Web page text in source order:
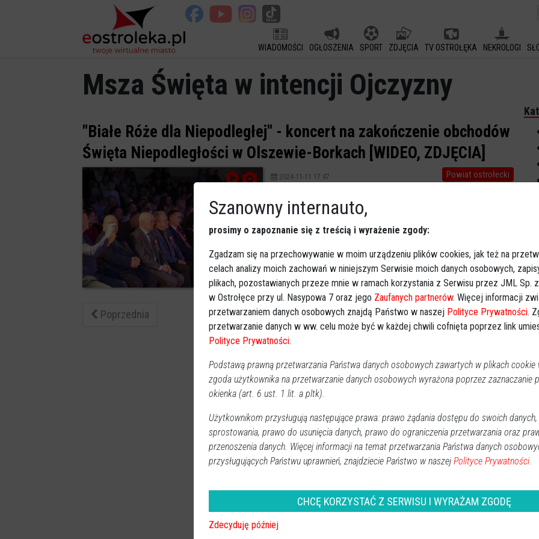
WIADOMOŚCI OGŁOSZENIA SPORT ZDJĘCIA TV OSTROŁĘKA NEKROLOGI
Msza Święta w intencji Ojczyzny
"Białe Róże dla Niepodległej" - koncert na zakończenie obchodów
Święta Niepodległości w Olszewie-Borkach [WIDEO, ZDJĘCIA]
7
Powiat ostrołecki
2024-11-11 17:47
Niepodległości w Olszewie-Borkach odbył się koncert
"Białe Róże dla Niepodległej".
Poprzednia Następna
Szanowny internauto,
prosimy o zapoznanie się z treścią i wyrażenie zgody:
Zgadzam się na przechowywanie w moim urządzeniu plików cookies, jak też na
celach analizy moich zachowań w niniejszym Serwisie moich danych osobowych,
plikach, pozostawianych przeze mnie w ramach korzystania z Serwisu przez JML Sp.
w Ostrołęce przy ul. Nasypowa 7 oraz jego Zaufanych partnerów. Więcej informacji
przetwarzaniem danych osobowych znajdą Państwo w naszej Polityce Prywatności.
przetwarzanie danych w ww. celu może być w każdej chwili cofnięta poprzez link
Polityce Prywatności.
Podstawą prawną przetwarzania Państwa danych osobowych zawartych w plikach cookie
zgoda użytkownika na przetwarzanie danych osobowych wyrażona poprzez zaznaczanie
okienka (art. 6 ust. 1 lit. a pltk).
Użytkownikom przysługują następujące prawa: prawo żądania dostępu do swoich
sprostowania, prawo do usunięcia danych, prawo do ograniczenia przetwarzania oraz
przenoszenia danych. Więcej informacji na temat przetwarzania Państwa danych
przysługujących Państwu uprawnień, znajdziecie Państwo w naszej Polityce Prywatności.
CHCĘ KORZYSTAĆ Z SERWISU I WYRAŻAM ZGODĘ
Zdecyduję później